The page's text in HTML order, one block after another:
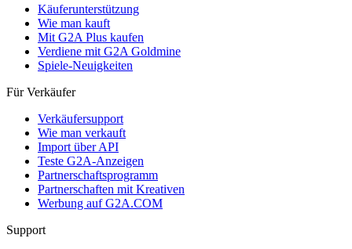
Käuferunterstützung
Wie man kauft
Mit G2A Plus kaufen
Verdiene mit G2A Goldmine
Spiele-Neuigkeiten
Für Verkäufer
Verkäufersupport
Wie man verkauft
Import über API
Teste G2A-Anzeigen
Partnerschaftsprogramm
Partnerschaften mit Kreativen
Werbung auf G2A.COM
Support